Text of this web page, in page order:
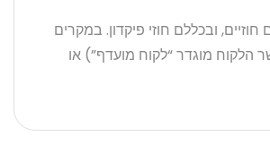
ובכללם חוזי פיקדון. במקרים
הלקוח מוגדר “לקוח מועדף”) או